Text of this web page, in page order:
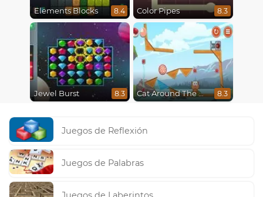
Elements Blocks 8.4 Color Pipes 8.3
Jewel Burst 8.3 Cat Around The World 8.3
Juegos de Reflexión
Juegos de Palabras